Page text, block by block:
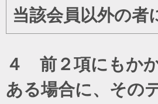
当該会員以外の者
４ 前２項にもか
ある場合に、その